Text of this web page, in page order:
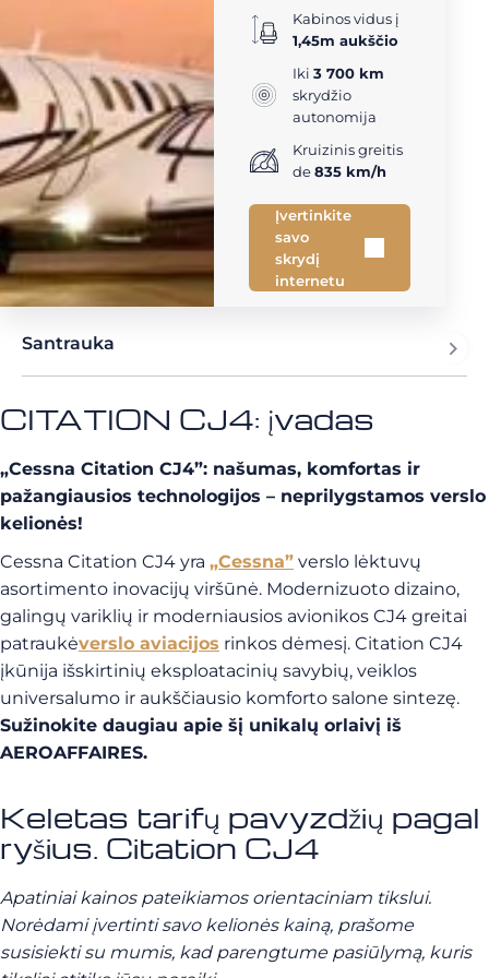
Kabinos vidus į
1,45m aukščio
Iki 3 700 km
skrydžio
autonomija
Kruizinis greitis
de835 km/h
Įvertinkite
savo
skrydį
internetu
Santrauka
CITATION CJ4: įvadas
„Cessna Citation CJ4”: našumas, komfortas ir
pažangiausios technologijos – neprilygstamos verslo
kelionės!
Cessna Citation CJ4 yra „Cessna” verslo lėktuvų
asortimento inovacijų viršūnė. Modernizuoto dizaino,
galingų variklių ir moderniausios avionikos CJ4 greitai
patraukėverslo aviacijos rinkos dėmesį. Citation CJ4
įkūnija išskirtinių eksploatacinių savybių, veiklos
universalumo ir aukščiausio komforto salone sintezę.
Sužinokite daugiau apie šį unikalų orlaivį iš
AEROAFFAIRES.
Keletas tarifų pavyzdžių pagal
ryšius. Citation CJ4
Apatiniai kainos pateikiamos orientaciniam tikslui.
Norėdami įvertinti savo kelionės kainą, prašome
susisiekti su mumis, kad parengtume pasiūlymą, kuris